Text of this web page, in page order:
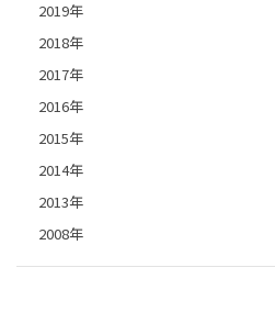
2019年
2018年
2017年
2016年
2015年
2014年
2013年
2008年